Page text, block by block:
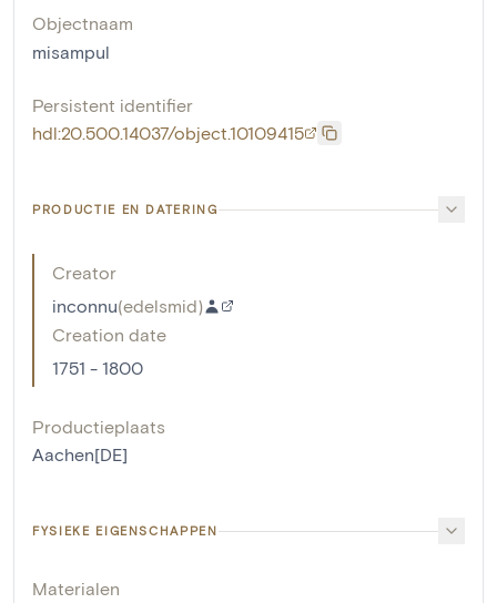
Objectnaam
misampul
Persistent identifier
hdl:20.500.14037/object.10109415
PRODUCTIE EN DATERING
Creator
inconnu(edelsmid)
Creation date
1751 - 1800
Productieplaats
Aachen[DE]
FYSIEKE EIGENSCHAPPEN
Materialen